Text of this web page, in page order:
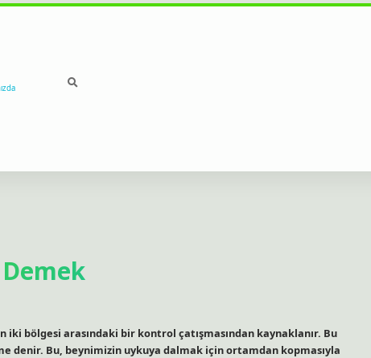
iki bölgesi arasındaki bir kontrol çatışmasından kaynaklanır. Bu
denir. Bu, beynimizin uykuya dalmak için ortamdan kopmasıyla